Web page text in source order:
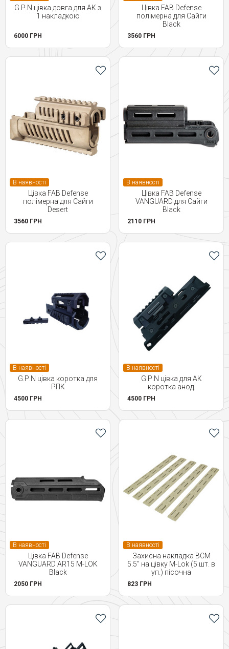
G.Р.N цівка довга для АК з
1 накладкою
6000 ГРН
Цівка FAB Defense
полімерна для Сайги
Black
3560 ГРН
В наявності
Цівка FAB Defense
полімерна для Сайги
Desert
3560 ГРН
В наявності
Цівка FAB Defense
VANGUARD для Сайги
Black
2110 ГРН
В наявності
G.Р.N цівка коротка для
РПК
4500 ГРН
В наявності
G.Р.N цівка для АК
коротка анод.
4500 ГРН
В наявності
Цівка FAB Defense
VANGUARD AR15 M-LOK
Black
2050 ГРН
В наявності
Захисна накладка BCM
5.5" на цівку M-Lok (5 шт. в
уп.) пісочна
823 ГРН